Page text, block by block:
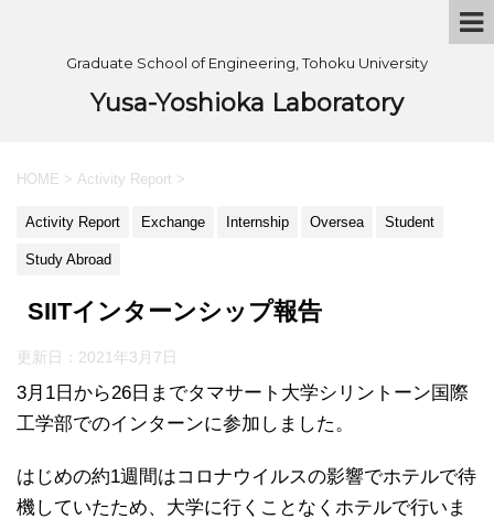
Graduate School of Engineering, Tohoku University
Yusa-Yoshioka Laboratory
HOME > Activity Report >
Activity Report Exchange Internship Oversea Student
Study Abroad
SIITインターンシップ報告
更新日： 2021年3月7日
3月1日から26日までタマサート大学シリントーン国際
工学部でのインターンに参加しました。
はじめの約1週間はコロナウイルスの影響でホテルで待
機していたため、大学に行くことなくホテルで行いま